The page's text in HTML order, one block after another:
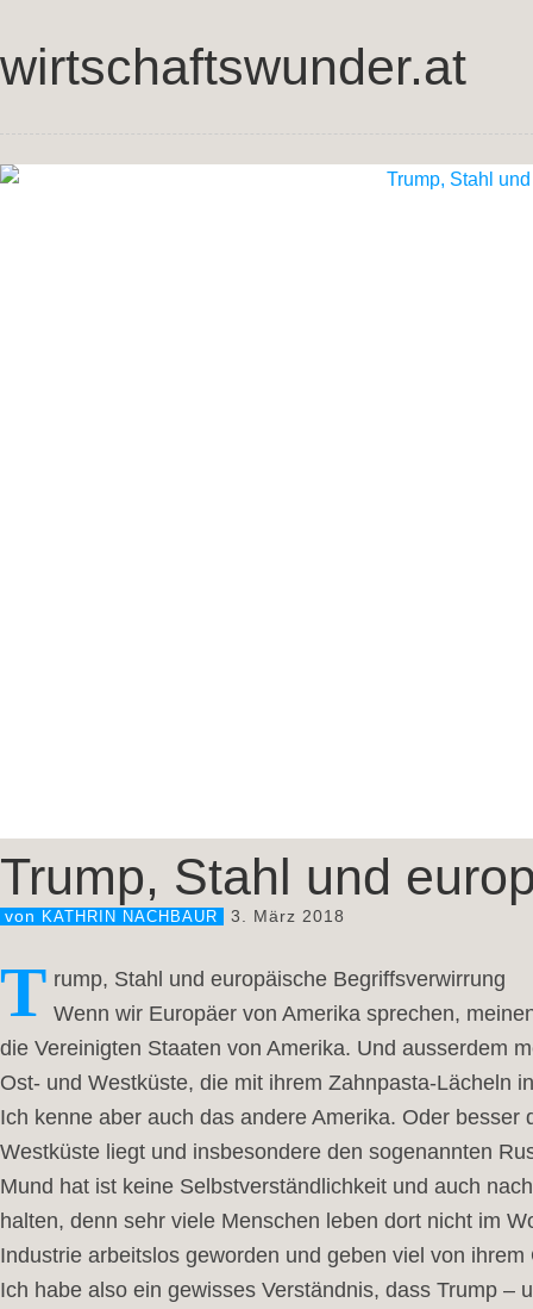
wirtschaftswunder.at
Trump, Stahl und
von KATHRIN NACHBAUR 3. März 2018
T rump, Stahl und europäische Begriffsverwirrung
Wenn wir Europäer von Amerika sprechen,
die Vereinigten Staaten von Amerika. Und ausserdem
Ost- und Westküste, die mit ihrem Zahnpasta-Lächeln
Ich kenne aber auch das andere Amerika. Oder
Westküste liegt und insbesondere den sogenannten
Mund hat ist keine Selbstverständlichkeit und auch
halten, denn sehr viele Menschen leben dort nicht im
Industrie arbeitslos geworden und geben viel von
Ich habe also ein gewisses Verständnis, dass Trump